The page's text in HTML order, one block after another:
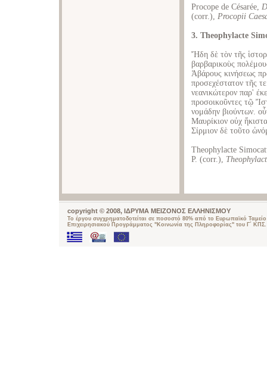
Procope de Césarée,
(corr.), Procopii
3. Theophylacte
Ἤδη δὲ τὸν τῆς
βαρβαρικοὺς
Ἀβάρους κινήσεως
προσεχέστατον τῆς
νεανικώτερον παρ'
προσοικοῦντες τῷ
νομάδην βιούντων.
Μαυρίκιον οὐχ
Σίρμιον δὲ τοῦτο
Theophylacte
P. (corr.),
copyright © 2008, ΙΔΡΥΜΑ ΜΕΙΖΟΝΟΣ ΕΛΛΗΝΙΣΜΟΥ
Το έργου συγχρηματοδοτείται σε ποσοστό 80% από το Ευρωπαϊκό
Επιχειρησιακού Προγράμματος "Κοινωνία της Πληροφορίας" του Γ΄ ΚΠΣ.